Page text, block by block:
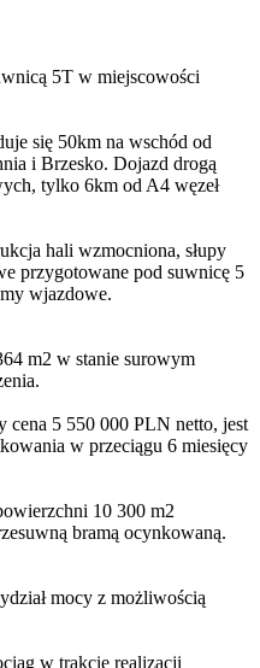
5T w miejscowości
się 50km na wschód od
i Brzesko. Dojazd drogą
tylko 6km od A4 węzeł
hali wzmocniona, słupy
przygotowane pod suwnicę 5
wjazdowe.
m2 w stanie surowym
5 550 000 PLN netto, jest
w przeciągu 6 miesięcy
10 300 m2
bramą ocynkowaną.
mocy z możliwością
w trakcie realizacji